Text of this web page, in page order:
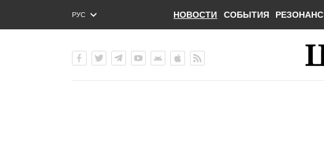
РУС
ENG
НОВОСТИ СОБЫТИЯ РЕЗОНАНС